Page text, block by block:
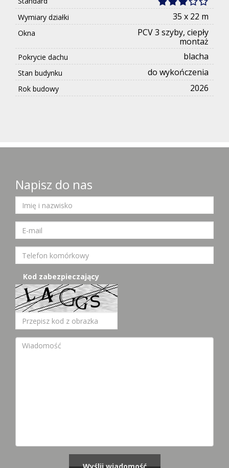
Wymiary działki
35 x 22 m
Okna
PCV 3 szyby, ciepły
montaż
Pokrycie dachu blacha
Stan budynku do wykończenia
Rok budowy 2026
Napisz do nas
Kod zabezpieczający